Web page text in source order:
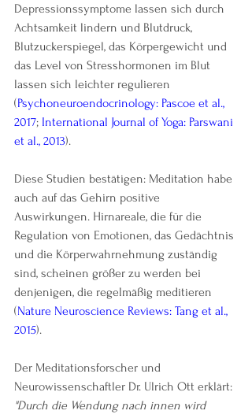
Depressionssymptome lassen sich durch
Achtsamkeit lindern und Blutdruck,
Blutzuckerspiegel, das Körpergewicht und
das Level von Stresshormonen im Blut
lassen sich leichter regulieren
(Psychoneuroendocrinology: Pascoe et al.,
2017; International Journal of Yoga: Parswani
et al., 2013).
Diese Studien bestätigen: Meditation habe
auch auf das Gehirn positive
Auswirkungen. Hirnareale, die für die
Regulation von Emotionen, das Gedächtnis
und die Körperwahrnehmung zuständig
sind, scheinen größer zu werden bei
denjenigen, die regelmäßig meditieren
(Nature Neuroscience Reviews: Tang et al.,
2015).
Der Meditationsforscher und
Neurowissenschaftler Dr. Ulrich Ott erklärt:
"Durch die Wendung nach innen wird